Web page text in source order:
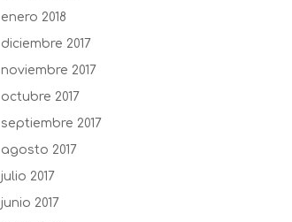
enero 2018
diciembre 2017
noviembre 2017
octubre 2017
septiembre 2017
agosto 2017
julio 2017
junio 2017